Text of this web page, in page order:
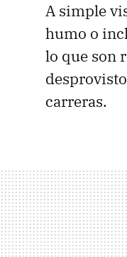
A simple
humo o
lo que son
carreras.